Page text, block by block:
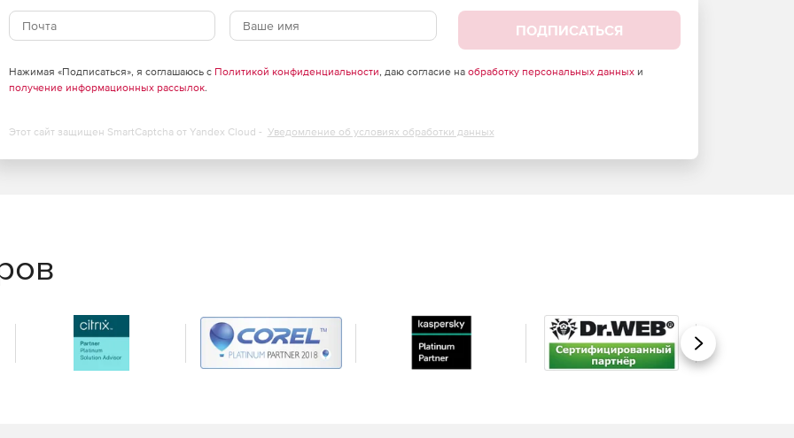
отчетов, необходимых для анализа. Отчеты
серверам, по отдельным серверам, дискам, типам
пользователям, разделам, папкам почтовой
к системе администраторов и пользователей.
отчеты о расходах ими дискового пространства и
использования ресурсов и минимизации своих
ПОДПИСАТЬСЯ
Нажимая «Подписаться», я соглашаюсь с Политикой конфиденциальности, даю согласие на обработку персональных данныхи
получение информационных рассылок.
Этот сайт защищен SmartCaptcha от Yandex Cloud - Уведомление об условиях обработки данных
Вперед